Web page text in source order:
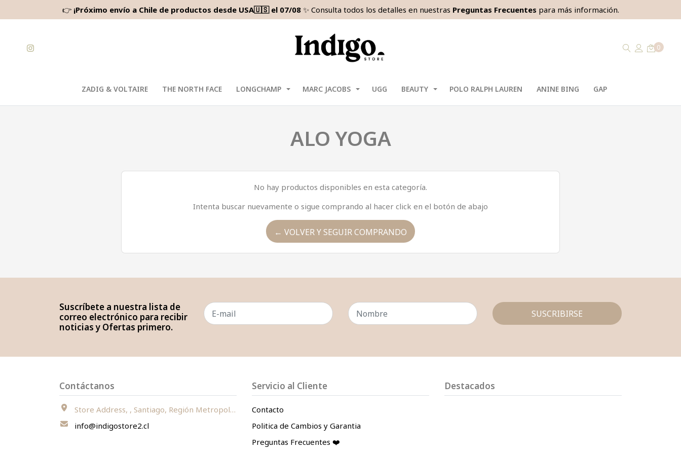
👉 ¡Próximo envío a Chile de productos desde USA🇺🇸 el 07/08✨ Consulta todos los detalles en nuestras Preguntas Frecuentes para más información.
0
ZADIG & VOLTAIRE THE NORTH FACE LONGCHAMP MARC JACOBS UGG BEAUTY POLO RALPH LAUREN ANINE BING GAP
ALO YOGA
No hay productos disponibles en esta categoría.
Intenta buscar nuevamente o sigue comprando al hacer click en el botón de abajo
← VOLVER Y SEGUIR COMPRANDO
Suscríbete a nuestra lista de
correo electrónico para recibir
noticias y Ofertas primero.
SUSCRIBIRSE
Contáctanos
Store Address, , Santiago, Región Metropolitana, Chile
info@indigostore2.cl
Servicio al Cliente
Contacto
Politica de Cambios y Garantia
Preguntas Frecuentes ❤️
Destacados